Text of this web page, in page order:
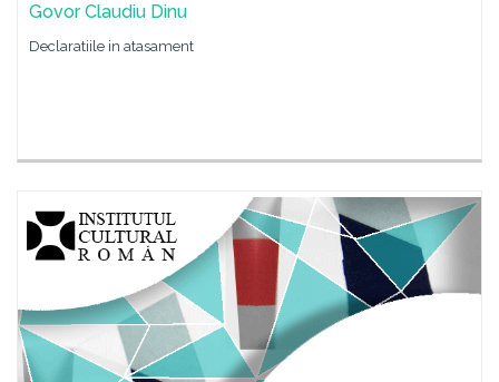
Govor Claudiu Dinu
Declaratiile in atasament